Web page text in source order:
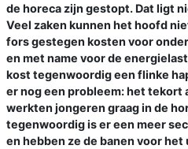
de horeca zijn gestopt. Dat ligt
Veel zaken kunnen het hoofd
fors gestegen kosten voor
en met name voor de
kost tegenwoordig een flinke
er nog een probleem: het tekort
werkten jongeren graag in de
tegenwoordig is er een meer
en hebben ze de banen voor